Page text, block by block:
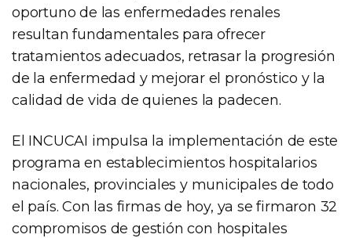
oportuno de las enfermedades renales
resultan fundamentales para ofrecer
tratamientos adecuados, retrasar la progresión
de la enfermedad y mejorar el pronóstico y la
calidad de vida de quienes la padecen.
El INCUCAI impulsa la implementación de este
programa en establecimientos hospitalarios
nacionales, provinciales y municipales de todo
el país. Con las firmas de hoy, ya se firmaron 32
compromisos de gestión con hospitales